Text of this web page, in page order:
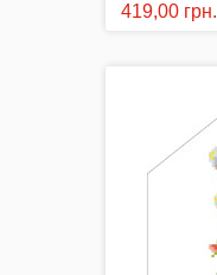
419,00 грн.